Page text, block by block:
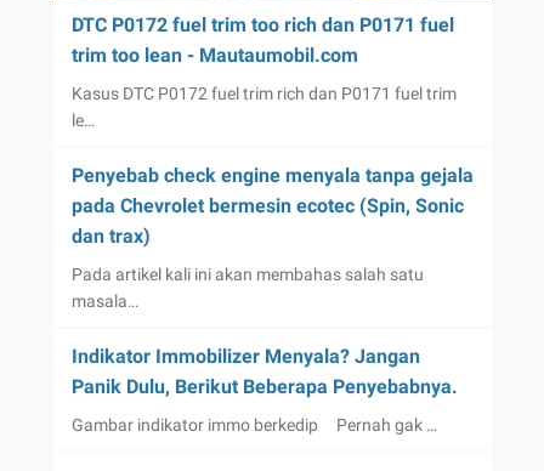
DTC P0172 fuel trim too rich dan P0171 fuel
trim too lean - Mautaumobil.com
Kasus DTC P0172 fuel trim rich dan P0171 fuel trim
le…
Penyebab check engine menyala tanpa gejala
pada Chevrolet bermesin ecotec (Spin, Sonic
dan trax)
Pada artikel kali ini akan membahas salah satu
masala…
Indikator Immobilizer Menyala? Jangan
Panik Dulu, Berikut Beberapa Penyebabnya.
Gambar indikator immo berkedip Pernah gak …